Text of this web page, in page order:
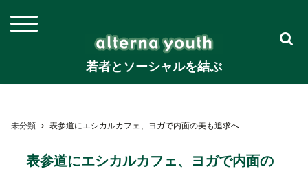
若者とソーシャルを結ぶ
未分類 表参道にエシカルカフェ、ヨガで内面の美も追求へ
表参道にエシカルカフェ、ヨガで内面の